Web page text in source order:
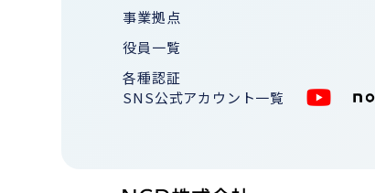
事業拠点
役員一覧
各種認証
SNS公式アカウント一覧